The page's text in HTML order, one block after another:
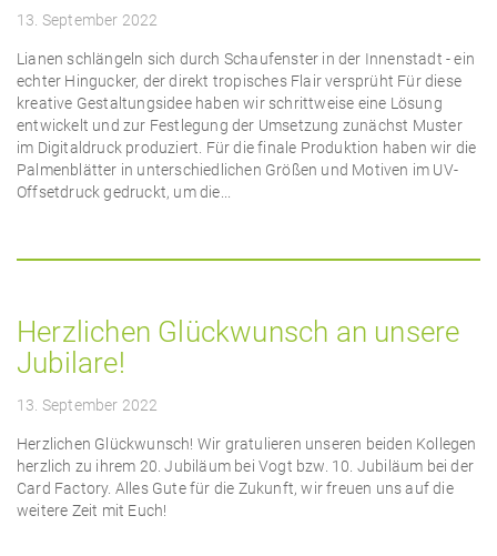
13. September 2022
Lianen schlängeln sich durch Schaufenster in der Innenstadt - ein
echter Hingucker, der direkt tropisches Flair versprüht Für diese
kreative Gestaltungsidee haben wir schrittweise eine Lösung
entwickelt und zur Festlegung der Umsetzung zunächst Muster
im Digitaldruck produziert. Für die finale Produktion haben wir die
Palmenblätter in unterschiedlichen Größen und Motiven im UV-
Offsetdruck gedruckt, um die...
Herzlichen Glückwunsch an unsere
Jubilare!
13. September 2022
Herzlichen Glückwunsch! Wir gratulieren unseren beiden Kollegen
herzlich zu ihrem 20. Jubiläum bei Vogt bzw. 10. Jubiläum bei der
Card Factory. Alles Gute für die Zukunft, wir freuen uns auf die
weitere Zeit mit Euch!